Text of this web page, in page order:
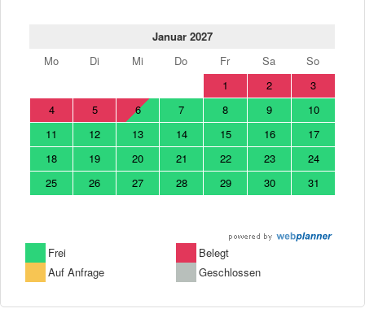
Januar 2027
Mo
Di Mi Do Fr Sa
So
1
2
3
4
5 6 7 8 9
10
11
12 13 14 15 16
17
18
19 20 21 22 23
24
25
26 27 28 29 30 31
Frei
Belegt
Auf Anfrage
Geschlossen